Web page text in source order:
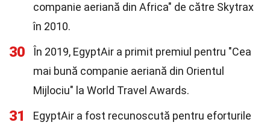
companie aeriană din Africa" de către Skytrax
în 2010.
30
În 2019, EgyptAir a primit premiul pentru "Cea
mai bună companie aeriană din Orientul
Mijlociu" la World Travel Awards.
31
EgyptAir a fost recunoscută pentru eforturile